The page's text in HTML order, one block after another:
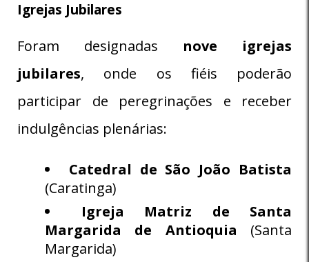
Igrejas Jubilares
Foram designadas nove igrejas
jubilares, onde os fiéis poderão
participar de peregrinações e receber
indulgências plenárias:
Catedral de São João Batista
(Caratinga)
Igreja Matriz de Santa
Margarida de Antioquia (Santa
Margarida)